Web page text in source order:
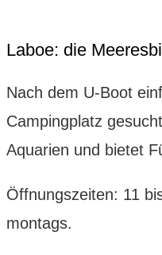
Laboe: die
Nach dem U-Boot
Campingplatz
Aquarien und bietet
Öffnungszeiten: 11
montags.